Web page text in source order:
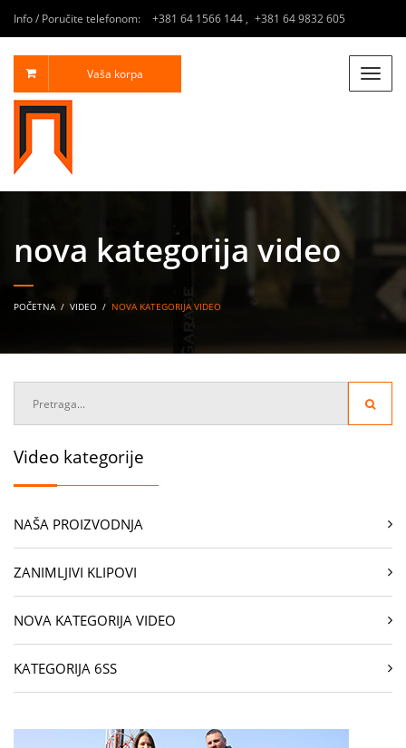
Info / Poručite telefonom: +381 64 1566 144 , +381 64 9832 605
Toggle
Vaša korpa
nova kategorija video
POČETNA / VIDEO / NOVA KATEGORIJA VIDEO
Video kategorije
NAŠA PROIZVODNJA
ZANIMLJIVI KLIPOVI
NOVA KATEGORIJA VIDEO
KATEGORIJA 6SS